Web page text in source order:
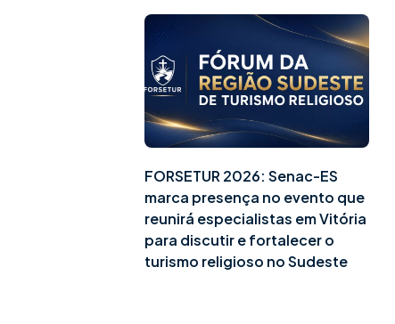
FORSETUR 2026: Senac-ES
marca presença no evento que
reunirá especialistas em Vitória
para discutir e fortalecer o
turismo religioso no Sudeste